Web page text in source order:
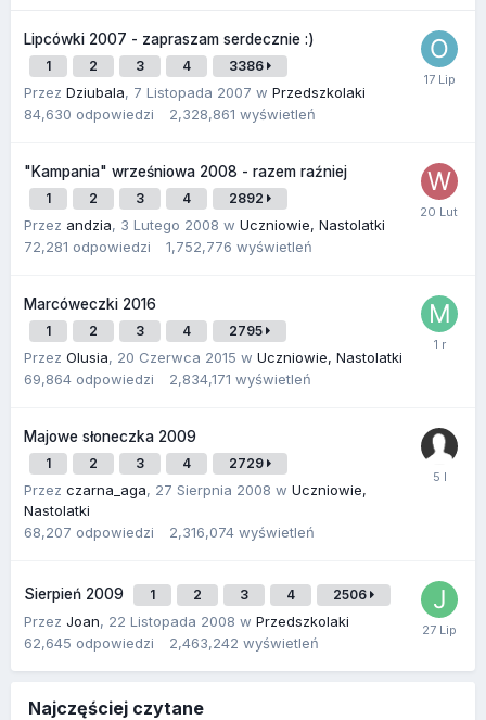
Lipcówki 2007 - zapraszam serdecznie :)
1 2 3 4 3386
Przez Dziubala, 7 Listopada 2007 w Przedszkolaki
84,630 odpowiedzi 2,328,861 wyświetleń
"Kampania" wrześniowa 2008 - razem raźniej
1 2 3 4 2892
Przez andzia, 3 Lutego 2008 w Uczniowie, Nastolatki
72,281 odpowiedzi 1,752,776 wyświetleń
Marcóweczki 2016
1 2 3 4 2795
Przez Olusia, 20 Czerwca 2015 w Uczniowie, Nastolatki
69,864 odpowiedzi 2,834,171 wyświetleń
Majowe słoneczka 2009
1 2 3 4 2729
Przez czarna_aga, 27 Sierpnia 2008 w Uczniowie,
Nastolatki
68,207 odpowiedzi 2,316,074 wyświetleń
Sierpień 2009 1 2 3 4 2506
Przez Joan, 22 Listopada 2008 w Przedszkolaki
62,645 odpowiedzi 2,463,242 wyświetleń
Najczęściej czytane